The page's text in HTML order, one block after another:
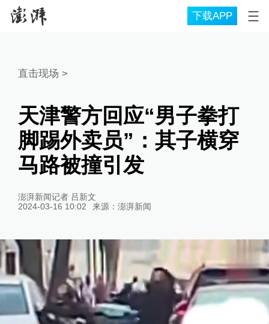
下载APP
直击现场 >
天津警方回应“男子拳打
脚踢外卖员”：其子横穿
马路被撞引发
澎湃新闻记者 吕新文
2024-03-16 10:02
来源： 澎湃新闻